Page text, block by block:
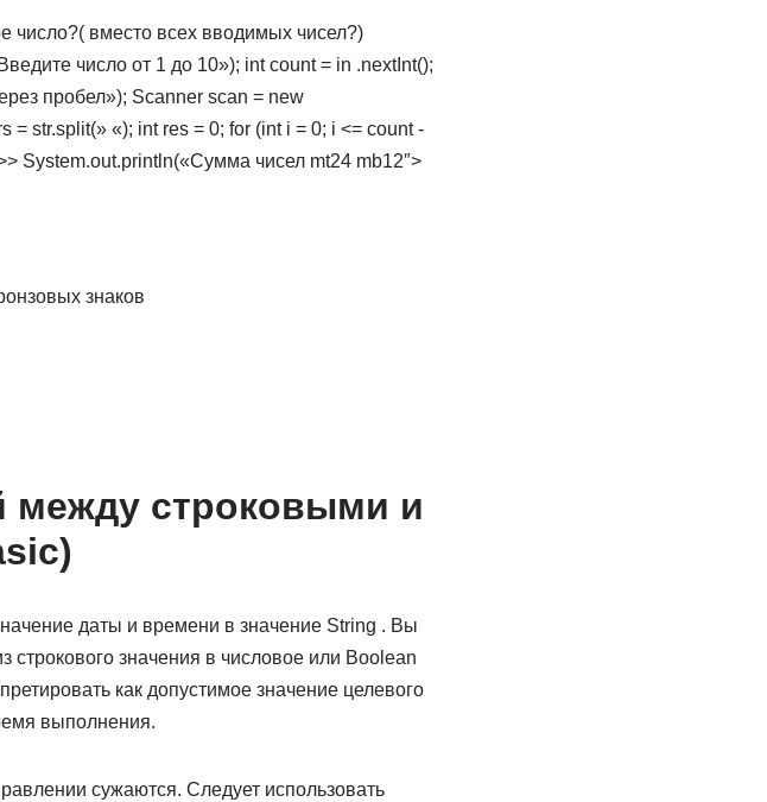
число?( вместо всех вводимых чисел?)
число от 1 до 10»); int count = in .nextInt();
пробел»); Scanner scan = new
str.split(» «); int res = 0; for (int i = 0; i <= count -
System.out.println(«Сумма чисел mt24 mb12″>
знаков
между строковыми и
даты и времени в значение String . Вы
значения в числовое или Boolean
как допустимое значение целевого
выполнения.
сужаются. Следует использовать